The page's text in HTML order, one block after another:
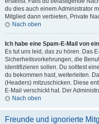
du dies auch einem Administrator
Mitglied dann verbieten, Private
Nach oben
Ich habe eine Spam-E-Mail von
Es tut uns leid, das zu hören. Das
Sicherheitsvorkehrungen, die
identifizieren sollen. Du solltest
du bekommen hast, weiterleiten.
(Headers) mitzuschicken. Diese
E-Mail verschickt hat. Der
Nach oben
Freunde und ignorierte